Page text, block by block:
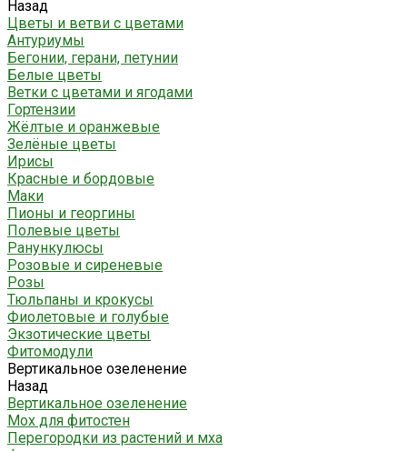
Назад
Цветы и ветви с цветами
Антуриумы
Бегонии, герани, петунии
Белые цветы
Ветки с цветами и ягодами
Гортензии
Жёлтые и оранжевые
Зелёные цветы
Ирисы
Красные и бордовые
Маки
Пионы и георгины
Полевые цветы
Ранункулюсы
Розовые и сиреневые
Розы
Тюльпаны и крокусы
Фиолетовые и голубые
Экзотические цветы
Фитомодули
Вертикальное озеленение
Назад
Вертикальное озеленение
Мох для фитостен
Перегородки из растений и мха